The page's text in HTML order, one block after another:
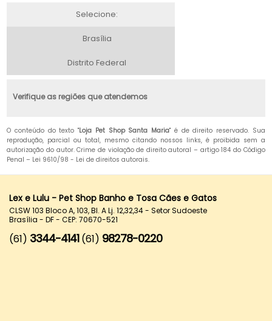
Selecione:
Brasília
Distrito Federal
Verifique as regiões que atendemos
O conteúdo do texto "Loja Pet Shop Santa Maria" é de direito reservado. Sua
reprodução, parcial ou total, mesmo citando nossos links, é proibida sem a
autorização do autor. Crime de violação de direito autoral – artigo 184 do Código
Penal – Lei 9610/98 - Lei de direitos autorais.
Lex e Lulu - Pet Shop Banho e Tosa Cães e Gatos
CLSW 103 Bloco A, 103, Bl. A Lj. 12,32,34 - Setor Sudoeste
Brasília - DF - CEP: 70670-521
(61) 3344-4141 (61) 98278-0220